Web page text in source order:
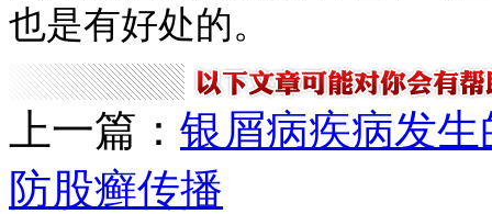
也是有好处的。
上一篇： 银屑病疾病发
防股癣传播